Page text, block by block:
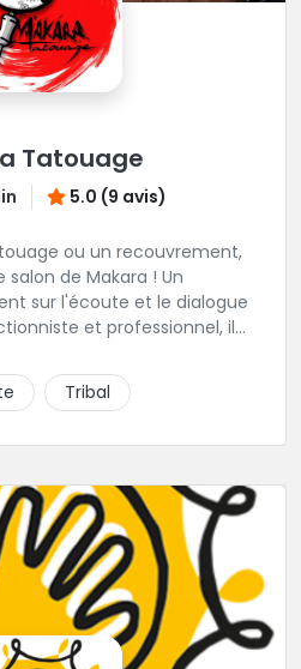
Tatouage
5.0 (9 avis)
ou un recouvrement,
de Makara ! Un
sur l'écoute et le dialogue
et professionnel, il
bluffant qui résiste au
et toujours avec une
Tribal